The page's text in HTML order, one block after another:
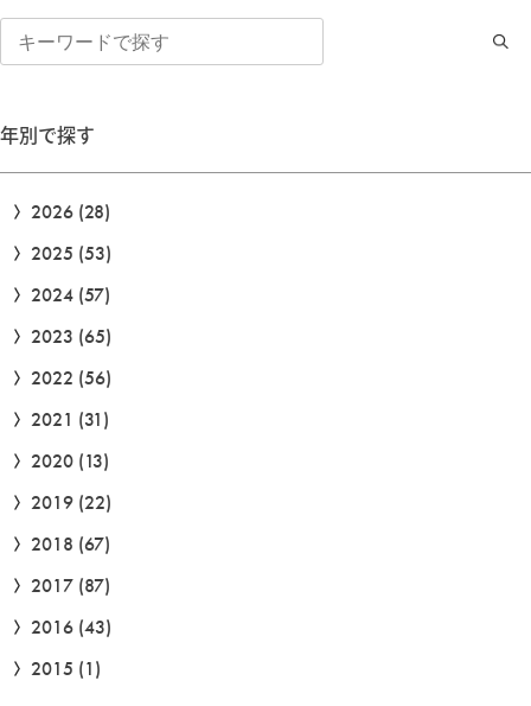
索
年別で探す
2026 (28)
2025 (53)
2024 (57)
2023 (65)
2022 (56)
2021 (31)
2020 (13)
2019 (22)
2018 (67)
2017 (87)
2016 (43)
2015 (1)